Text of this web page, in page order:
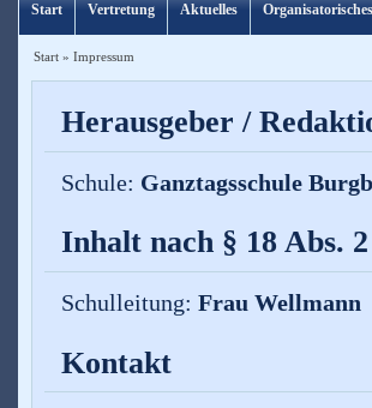
Start Vertretung Aktuelles Organisatorisches
Start» Impressum
Herausgeber /
Schule: Ganztagsschule
Inhalt nach § 18 Abs.
Schulleitung: Frau Wellmann
Kontakt